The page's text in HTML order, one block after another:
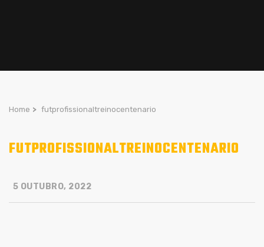
Home > futprofissionaltreinocentenario
FUTPROFISSIONALTREINOCENTENARIO
5 OUTUBRO, 2022